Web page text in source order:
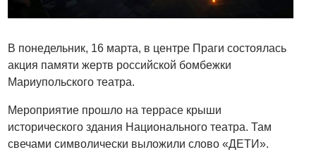
В понедельник, 16 марта, в центре Праги состоялась
акция памяти жертв российской бомбежки
Мариупольского театра.
Мероприятие прошло на террасе крыши
исторического здания Национального театра. Там
свечами символически выложили слово «ДЕТИ».